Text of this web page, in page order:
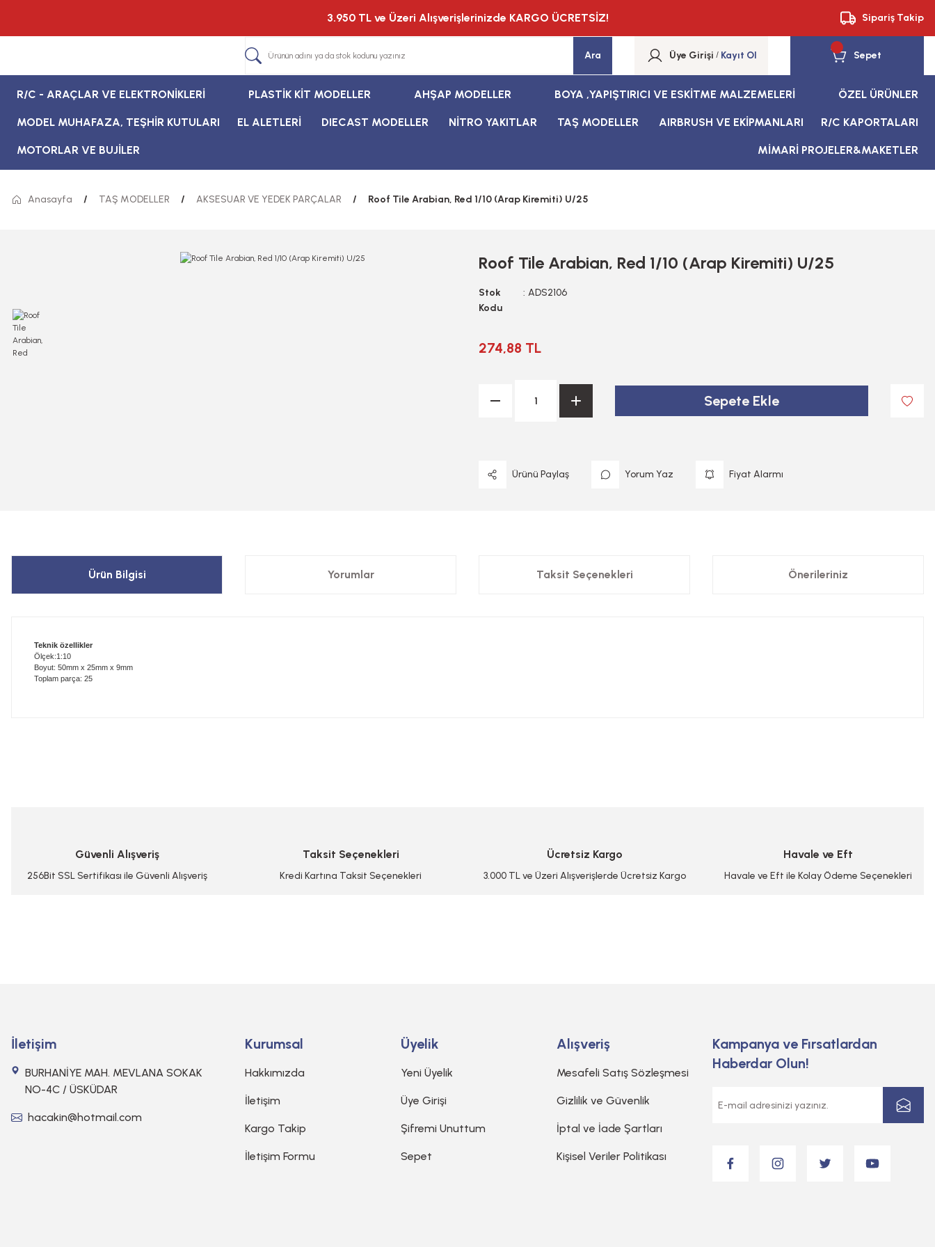
3.950 TL ve Üzeri Alışverişlerinizde KARGO ÜCRETSİZ! Sipariş Takip
Ara Üye Girişi / Kayıt Ol Sepet
R/C - ARAÇLAR VE ELEKTRONİKLERİ PLASTİK KİT MODELLER AHŞAP MODELLER BOYA ,YAPIŞTIRICI VE ESKİTME MALZEMELERİ ÖZEL ÜRÜNLER
MODEL MUHAFAZA, TEŞHİR KUTULARI EL ALETLERİ DIECAST MODELLER NİTRO YAKITLAR TAŞ MODELLER AIRBRUSH VE EKİPMANLARI R/C KAPORTALARI
MOTORLAR VE BUJİLER MİMARİ PROJELER&MAKETLER
Anasayfa TAŞ MODELLER AKSESUAR VE YEDEK PARÇALAR Roof Tile Arabian, Red 1/10 (Arap Kiremiti) U/25
Roof Tile Arabian, Red 1/10 (Arap Kiremiti) U/25
Stok
Kodu
ADS2106
274,88 TL
Sepete Ekle
Ürünü Paylaş Yorum Yaz Fiyat Alarmı
Ürün Bilgisi Yorumlar Taksit Seçenekleri Önerileriniz
Teknik özellikler
Ölçek:1:10
Boyut: 50mm x 25mm x 9mm
Toplam parça: 25
Ürün fiyatı diğer sitelerden daha pahalı.
Bu ürüne benzer farklı alternatifler olmalı.
Güvenli Alışveriş
256Bit SSL Sertifikası ile Güvenli Alışveriş
Taksit Seçenekleri
Kredi Kartına Taksit Seçenekleri
Ücretsiz Kargo
3.000 TL ve Üzeri Alışverişlerde Ücretsiz Kargo
Havale ve Eft
Havale ve Eft ile Kolay Ödeme Seçenekleri
İletişim
BURHANİYE MAH. MEVLANA SOKAK
NO-4C / ÜSKÜDAR
hacakin@hotmail.com
Kurumsal
Hakkımızda
İletişim
Kargo Takip
İletişim Formu
Üyelik
Yeni Üyelik
Üye Girişi
Şifremi Unuttum
Sepet
Alışveriş
Mesafeli Satış Sözleşmesi
Gizlilik ve Güvenlik
İptal ve İade Şartları
Kişisel Veriler Politikası
Kampanya ve Fırsatlardan
Haberdar Olun!